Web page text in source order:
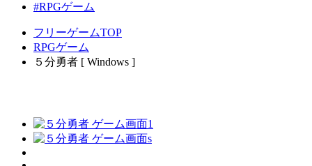
#RPGゲーム
フリーゲームTOP
RPGゲーム
５分勇者 [ Windows ]